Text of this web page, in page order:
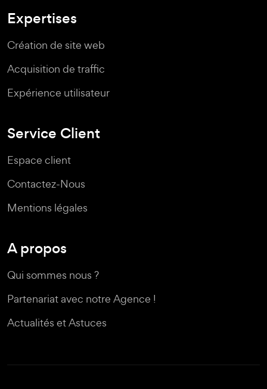
Expertises
Création de site web
Acquisition de traffic
Expérience utilisateur
Service Client
Espace client
Contactez-Nous
Mentions légales
A propos
Qui sommes nous ?
Partenariat avec notre Agence !
Actualités et Astuces